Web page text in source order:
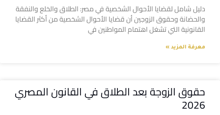
دليل شامل لقضايا الأحوال الشخصية في مصر: الطلاق والخلع والنفقة
والحضانة وحقوق الزوجين أن قضايا الأحوال الشخصية من أكثر القضايا
القانونية التي تشغل اهتمام المواطنين في
معرفة المزيد »
حقوق الزوجة بعد الطلاق في القانون المصري
2026